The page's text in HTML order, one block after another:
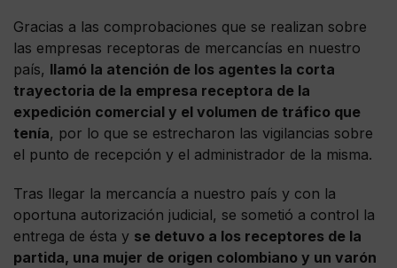
Gracias a las comprobaciones que se realizan sobre
las empresas receptoras de mercancías en nuestro
país, llamó la atención de los agentes la corta
trayectoria de la empresa receptora de la
expedición comercial y el volumen de tráfico que
tenía, por lo que se estrecharon las vigilancias sobre
el punto de recepción y el administrador de la misma.
Tras llegar la mercancía a nuestro país y con la
oportuna autorización judicial, se sometió a control la
entrega de ésta y se detuvo a los receptores de la
partida, una mujer de origen colombiano y un varón